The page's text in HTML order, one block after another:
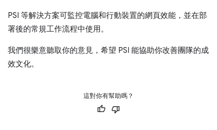
PSI 等解決方案可監控電腦和行動裝置的網頁效能，並在部
署後的常規工作流程中使用。
我們很樂意聽取你的意見，希望 PSI 能協助你改善團隊的成
效文化。
這對你有幫助嗎？